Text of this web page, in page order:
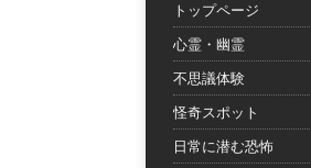
トップページ
心霊・幽霊
不思議体験
怪奇スポット
日常に潜む恐怖